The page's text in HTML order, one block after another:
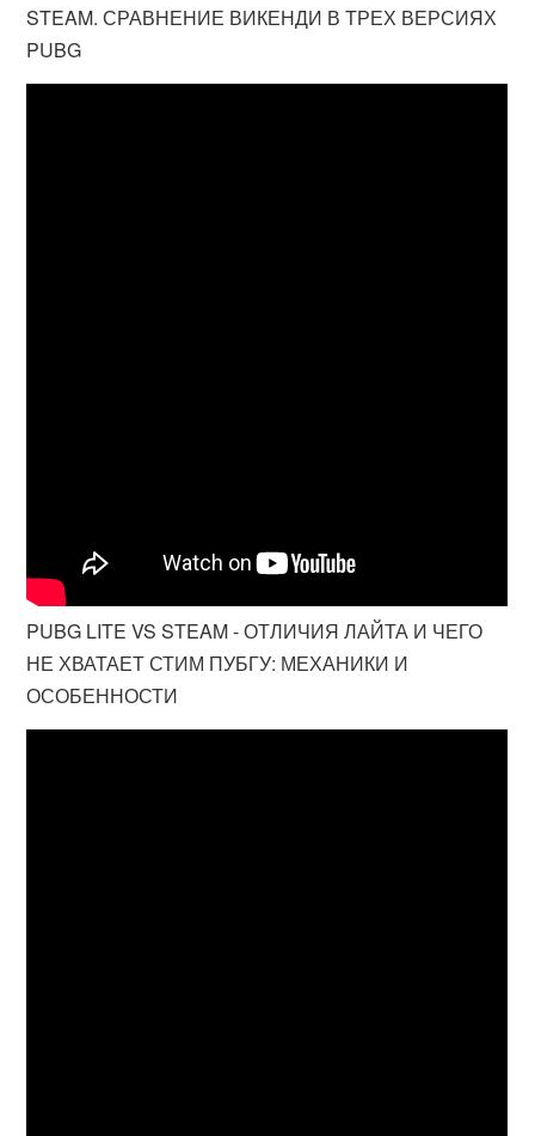
STEAM. СРАВНЕНИЕ ВИКЕНДИ В ТРЕХ ВЕРСИЯХ
PUBG
PUBG LITE VS STEAM - ОТЛИЧИЯ ЛАЙТА И ЧЕГО
НЕ ХВАТАЕТ СТИМ ПУБГУ: МЕХАНИКИ И
ОСОБЕННОСТИ